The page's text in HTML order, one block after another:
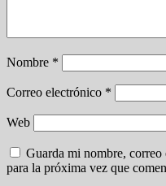
Nombre *
Correo electrónico *
Web
Guarda mi nombre,
para la próxima vez que